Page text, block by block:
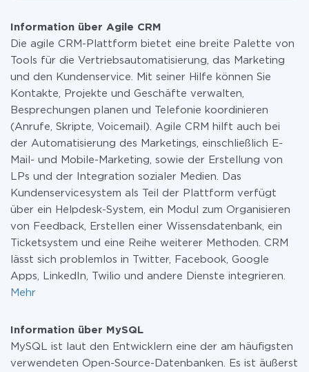
Weitere Informationen zu Tarifen
Information über Agile CRM
Die agile CRM-Plattform bietet eine breite Palette von
Tools für die Vertriebsautomatisierung, das Marketing
und den Kundenservice. Mit seiner Hilfe können Sie
Kontakte, Projekte und Geschäfte verwalten,
Besprechungen planen und Telefonie koordinieren
(Anrufe, Skripte, Voicemail). Agile CRM hilft auch bei
der Automatisierung des Marketings, einschließlich E-
Mail- und Mobile-Marketing, sowie der Erstellung von
LPs und der Integration sozialer Medien. Das
Kundenservicesystem als Teil der Plattform verfügt
über ein Helpdesk-System, ein Modul zum Organisieren
von Feedback, Erstellen einer Wissensdatenbank, ein
Ticketsystem und eine Reihe weiterer Methoden. CRM
lässt sich problemlos in Twitter, Facebook, Google
Apps, LinkedIn, Twilio und andere Dienste integrieren.
Mehr
Information über MySQL
MySQL ist laut den Entwicklern eine der am häufigsten
verwendeten Open-Source-Datenbanken. Es ist äußerst